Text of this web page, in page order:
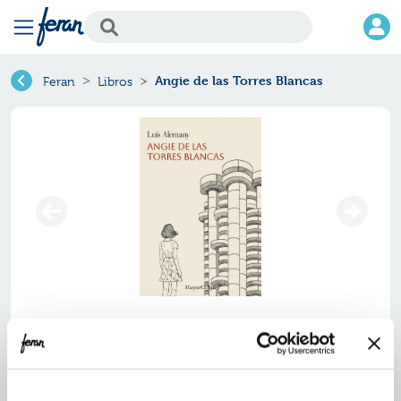
Feran Libros Angie de las Torres Blancas
Angie de las torres blancas
Ref.ZHC-0645592